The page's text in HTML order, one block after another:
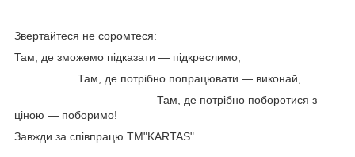
Звертайтеся не соромтеся:
Там, де зможемо підказати — підкреслимо,
Там, де потрібно попрацювати — виконай,
Там, де потрібно поборотися з
ціною — поборимо!
Завжди за співпрацю TM"KARTAS"